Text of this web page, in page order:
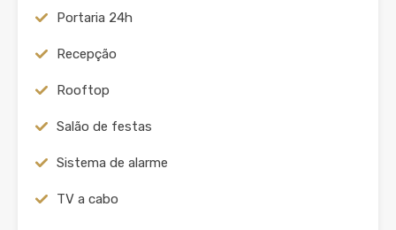
Portaria 24h
Recepção
Rooftop
Salão de festas
Sistema de alarme
TV a cabo